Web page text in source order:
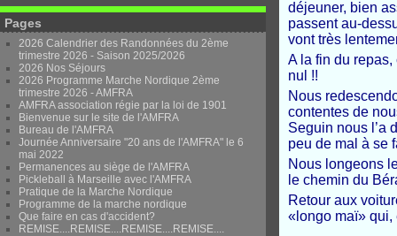
Pages
2026 Calendrier des Randonnées du 2ème
trimestre 2026 - Saison 2025/2026
2026 Nos Séjours
2026 Programme Marche Nordique 2ème
trimestre 2026 - AMFRA
AMFRA association régie par la loi de 1901
Bienvenue sur le site de l'AMFRA
Bureau de l'AMFRA
Journée Anniversaire "20 ans de l'AMFRA" le 6
mai 2022
Permanences au siège de l'AMFRA
Pickleball à Marseille avec l'AMFRA
Pratique de la Marche Nordique
Programme de la marche nordique
Que faire en cas d'accident?
REMISE....REMISE....REMISE....REMISE....
déjeuner, bien
passent au-
vont très
A la fin du
nul !!
Nous
contentes de
Seguin nous l’a
peu de mal à
Nous longeons
le chemin du
Retour aux
«longo maï» qui,